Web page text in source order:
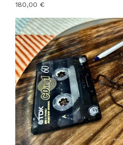
180,00€